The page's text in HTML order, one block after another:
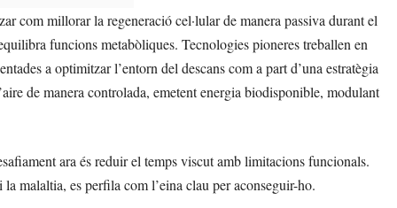
com millorar la regeneració cel·lular de manera passiva durant el
funcions metabòliques. Tecnologies pioneres treballen en
a optimitzar l’entorn del descans com a part d’una estratègia
de manera controlada, emetent energia biodisponible, modulant
ara és reduir el temps viscut amb limitacions funcionals.
malaltia, es perfila com l’eina clau per aconseguir-ho.